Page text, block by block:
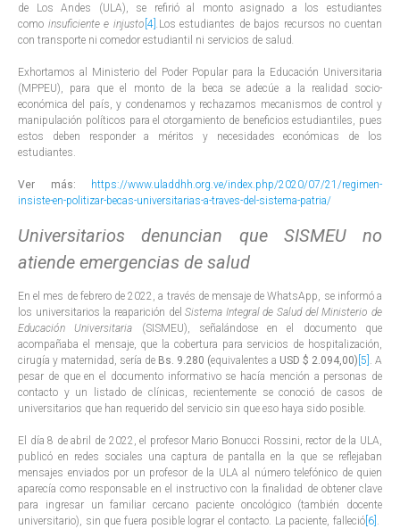
de Los Andes (ULA), se refirió al monto asignado a los estudiantes
como insuficiente e injusto [4] . Los estudiantes de bajos recursos no cuentan
con transporte ni comedor estudiantil ni servicios de salud.
Exhortamos al Ministerio del Poder Popular para la Educación Universitaria
(MPPEU), para que el monto de la beca se adecúe a la realidad socio-
económica del país, y condenamos y rechazamos mecanismos de control y
manipulación políticos para el otorgamiento de beneficios estudiantiles, pues
estos deben responder a méritos y necesidades económicas de los
estudiantes.
Ver más: https://www.uladdhh.org.ve/index.php/2020/07/21/regimen-
insiste-en-politizar-becas-universitarias-a-traves-del-sistema-patria/
Universitarios denuncian que SISMEU no
atiende emergencias de salud
En el mes de febrero de 2022, a través de mensaje de WhatsApp, se informó a
los universitarios la reaparición delSistema Integral de Salud del Ministerio de
Educación Universitaria (SISMEU), señalándose en el documento que
acompañaba el mensaje, que la cobertura para servicios de hospitalización,
cirugía y maternidad, sería de Bs. 9.280 (equivalentes a USD $ 2.094,00) [5] . A
pesar de que en el documento informativo se hacía mención a personas de
contacto y un listado de clínicas, recientemente se conoció de casos de
universitarios que han requerido del servicio sin que eso haya sido posible.
El día 8 de abril de 2022, el profesor Mario Bonucci Rossini, rector de la ULA,
publicó en redes sociales una captura de pantalla en la que se reflejaban
mensajes enviados por un profesor de la ULA al número telefónico de quien
aparecía como responsable en el instructivo con la finalidad de obtener clave
para ingresar un familiar cercano paciente oncológico (también docente
universitario), sin que fuera posible lograr el contacto. La paciente, falleció [6] .